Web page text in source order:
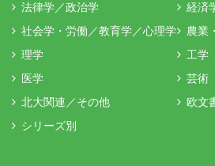
法律学／政治学
経済
社会学・労働／教育学／心理学
農業
理学
工学
医学
芸術
北大関連／その他
欧文
シリーズ別